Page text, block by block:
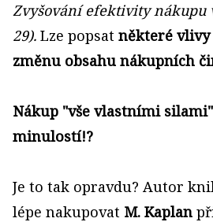
Zvyšování efektivity nákupu
29). Lze popsat některé vlivy
změnu obsahu nákupních
Nákup "vše vlastními
minulostí!?
Je to tak opravdu? Autor
lépe nakupovat M. Kaplan